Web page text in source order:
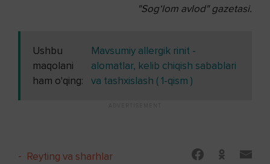
"Sog‘lom avlod" gazetasi.
Ushbu
maqolani
ham o'qing:
Mavsumiy allergik rinit -
alomatlar, kelib chiqish sabablari
va tashxislash ( 1-qism )
- Reyting va sharhlar